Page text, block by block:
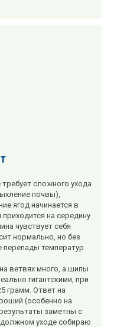
сложного ухода
почвы),
ягод начинается в
на середину
чувствует себя
нормально, но без
перепады температур
ветвях много, а шипы
гигантскими, при
грамм. Ответ на
(особенно на
заметны с
должном уходе собираю